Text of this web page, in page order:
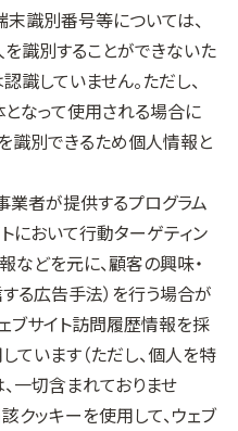
末識別番号等については、
識別することができないた
識していません。ただし、
なって使用される場合に
識別できるため個人情報と
業者が提供するプログラム
において行動ターゲティン
などを元に、顧客の興味・
る広告手法）を行う場合が
ブサイト訪問履歴情報を採
ています（ただし、個人を特
一切含まれておりませ
クッキーを使用して、ウェブ